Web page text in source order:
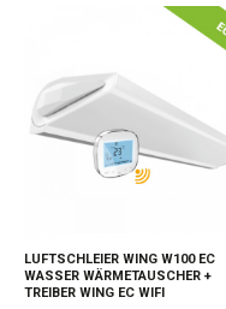
LUFTSCHLEIER WING W100 EC
WASSER WÄRMETAUSCHER +
TREIBER WING EC WIFI